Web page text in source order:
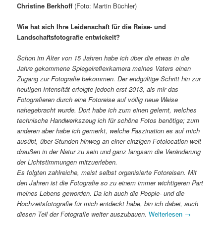
Christine Berkhoff (Foto: Martin Büchler)
Wie hat sich Ihre Leidenschaft für die Reise- und
Landschaftsfotografie entwickelt?
Schon im Alter von 15 Jahren habe ich über die etwas in die
Jahre gekommene Spiegelreflexkamera meines Vaters einen
Zugang zur Fotografie bekommen. Der endgültige Schritt hin zur
heutigen Intensität erfolgte jedoch erst 2013, als mir das
Fotografieren durch eine Fotoreise auf völlig neue Weise
nahegebracht wurde. Dort habe ich zum einen gelernt, welches
technische Handwerkszeug ich für schöne Fotos benötige; zum
anderen aber habe ich gemerkt, welche Faszination es auf mich
ausübt, über Stunden hinweg an einer einzigen Fotolocation weit
draußen in der Natur zu sein und ganz langsam die Veränderung
der Lichtstimmungen mitzuerleben.
Es folgten zahlreiche, meist selbst organisierte Fotoreisen. Mit
den Jahren ist die Fotografie so zu einem immer wichtigeren Part
meines Lebens geworden. Da ich auch die People- und die
Hochzeitsfotografie für mich entdeckt habe, bin ich dabei, auch
diesen Teil der Fotografie weiter auszubauen. Weiterlesen →